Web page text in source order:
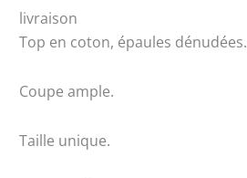
livraison
Top en coton, épaules dénudées.
Coupe ample.
Taille unique.